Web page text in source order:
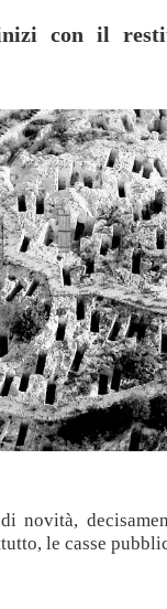
inizi con il
novità,
le casse